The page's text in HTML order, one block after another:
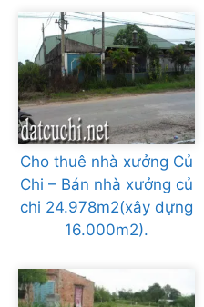
Cho thuê nhà xưởng Củ
Chi – Bán nhà xưởng củ
chi 24.978m2(xây dựng
16.000m2).